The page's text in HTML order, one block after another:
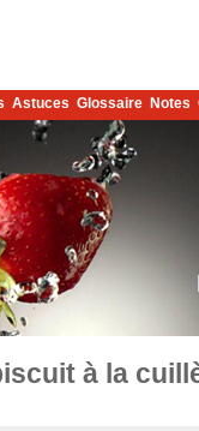
Astuces Glossaire Notes
à la